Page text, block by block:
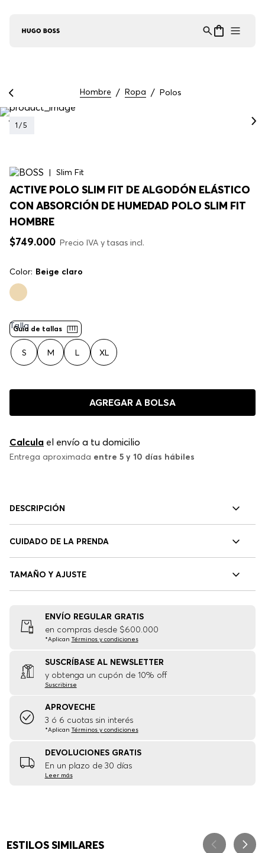
Hombre Ropa Polos
1 /5
Slim Fit
ACTIVE POLO SLIM FIT DE ALGODÓN ELÁSTICO
CON ABSORCIÓN DE HUMEDAD POLO SLIM FIT
HOMBRE
$749.000 Precio IVA y tasas incl.
Color: Beige claro
Guía de tallas
Talla
S M L XL
AGREGAR A BOLSA
Calcula el envío a tu domicilio
Entrega aproximada entre 5 y 10 días hábiles
DESCRIPCIÓN
CUIDADO DE LA PRENDA
TAMAÑO Y AJUSTE
ENVÍO REGULAR GRATIS
en compras desde $600.000
*Aplican Términos y condiciones
SUSCRÍBASE AL NEWSLETTER
y obtenga un cupón de 10% off
Suscribirse
APROVECHE
3 ó 6 cuotas sin interés
*Aplican Términos y condiciones
DEVOLUCIONES GRATIS
En un plazo de 30 días
Leer más
ESTILOS SIMILARES
Asistente Virtual
en línea ⋮